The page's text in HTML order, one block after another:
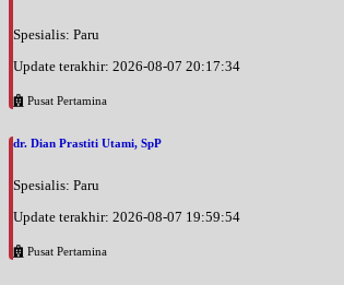
Spesialis: Paru
Update terakhir: 2026-08-07 20:17:34
Pusat Pertamina
dr. Dian Prastiti Utami, SpP
Spesialis: Paru
Update terakhir: 2026-08-07 19:59:54
Pusat Pertamina